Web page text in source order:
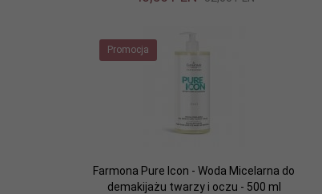
Promocja
Farmona Pure Icon - Woda Micelarna do
demakijażu twarzy i oczu - 500 ml